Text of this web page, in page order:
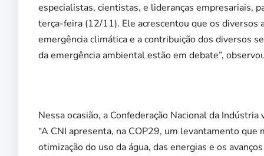
especialistas, cientistas, e lideranças empresariais,
terça-feira (12/11). Ele acrescentou que os
emergência climática e a contribuição dos diversos
da emergência ambiental estão em debate”,
Nessa ocasião, a Confederação Nacional da
“A CNI apresenta, na COP29, um levantamento que
otimização do uso da água, das energias e os